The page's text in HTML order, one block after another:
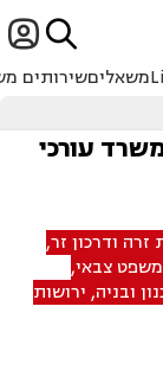
ﱐ
משאליםשירותים
עורכי
זרה ודרכון זר,
משפט צבאי,
ובניה, ירושות